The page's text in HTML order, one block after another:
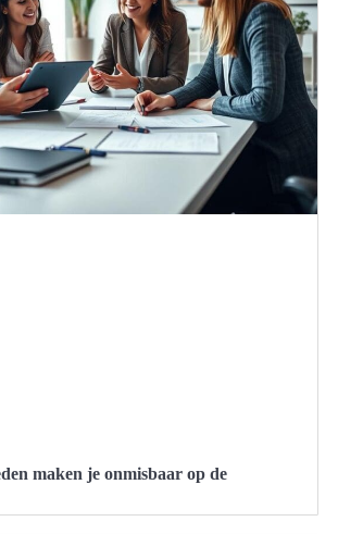
maken je onmisbaar op de